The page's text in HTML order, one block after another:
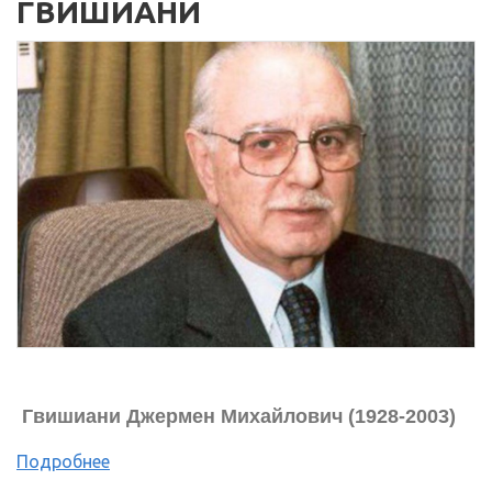
ГВИШИАНИ
Гвишиани Джермен Михайлович (1928-2003)
Подробнее